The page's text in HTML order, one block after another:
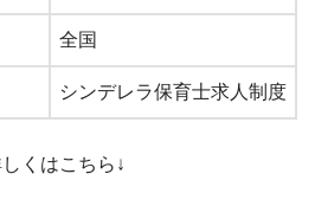
全国
シンデレラ保育士求人制度
しくはこちら↓